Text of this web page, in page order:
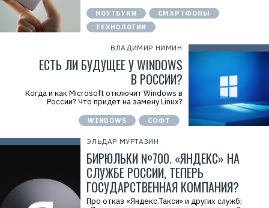
НОУТБУКИ
СМАРТФОНЫ
ТЕХНОЛОГИИ
ВЛАДИМИР НИМИН
ЕСТЬ ЛИ БУДУЩЕЕ У WINDOWS
В РОССИИ?
Когда и как Microsoft отключит Windows в
России? Что придёт на замену Linux?
WINDOWS СОФТ
ЭЛЬДАР МУРТАЗИН
БИРЮЛЬКИ №700. «ЯНДЕКС» НА
СЛУЖБЕ РОССИИ, ТЕПЕРЬ
ГОСУДАРСТВЕННАЯ КОМПАНИЯ?
Про отказ «Яндекс.Такси» и других служб;